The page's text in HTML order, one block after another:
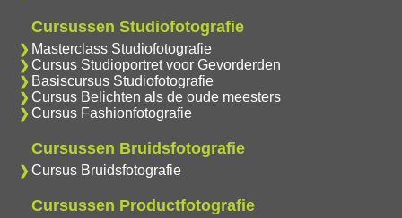
Cursussen Studiofotografie
Masterclass Studiofotografie
Cursus Studioportret voor Gevorderden
Basiscursus Studiofotografie
Cursus Belichten als de oude meesters
Cursus Fashionfotografie
Cursussen Bruidsfotografie
Cursus Bruidsfotografie
Cursussen Productfotografie